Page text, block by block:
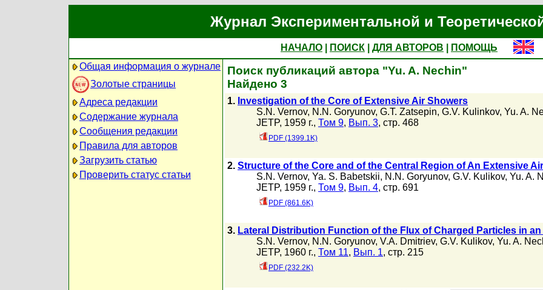
Журнал Экспериментальной и
НАЧАЛО ПОИСК ДЛЯ АВТОРОВ
ПОМОЩЬ
Общая информация о журнале
Золотые страницы
Адреса редакции
Содержание журнала
Сообщения редакции
Правила для авторов
Загрузить статью
Проверить статус статьи
Поиск публикаций автора "Yu. A. Nechin"
Найдено 3
1. Investigation of the Core of Extensive Air Showers
S.N. Vernov, N.N. Goryunov, G.T. Zatsepin, G.V. Kulinkov, Yu. A.
JETP, 1959 г., Том 9, Вып. 3, стр. 468
PDF (1399.1K)
2. Structure of the Core and of the Central Region of An Extensive
S.N. Vernov, Ya. S. Babetskii, N.N. Goryunov, G.V. Kulikov, Yu. A.
JETP, 1959 г., Том 9, Вып. 4, стр. 691
PDF (861.6K)
3. Lateral Distribution Function of the Flux of Charged Particles in
S.N. Vernov, N.N. Goryunov, V.A. Dmitriev, G.V. Kulikov, Yu. A.
JETP, 1960 г., Том 11, Вып. 1, стр. 215
PDF (232.2K)